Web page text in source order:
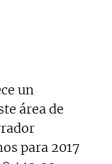
un
área de
para 2017